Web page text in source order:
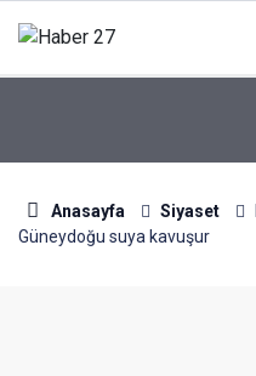
Anasayfa Siyaset
Güneydoğu suya kavuşur